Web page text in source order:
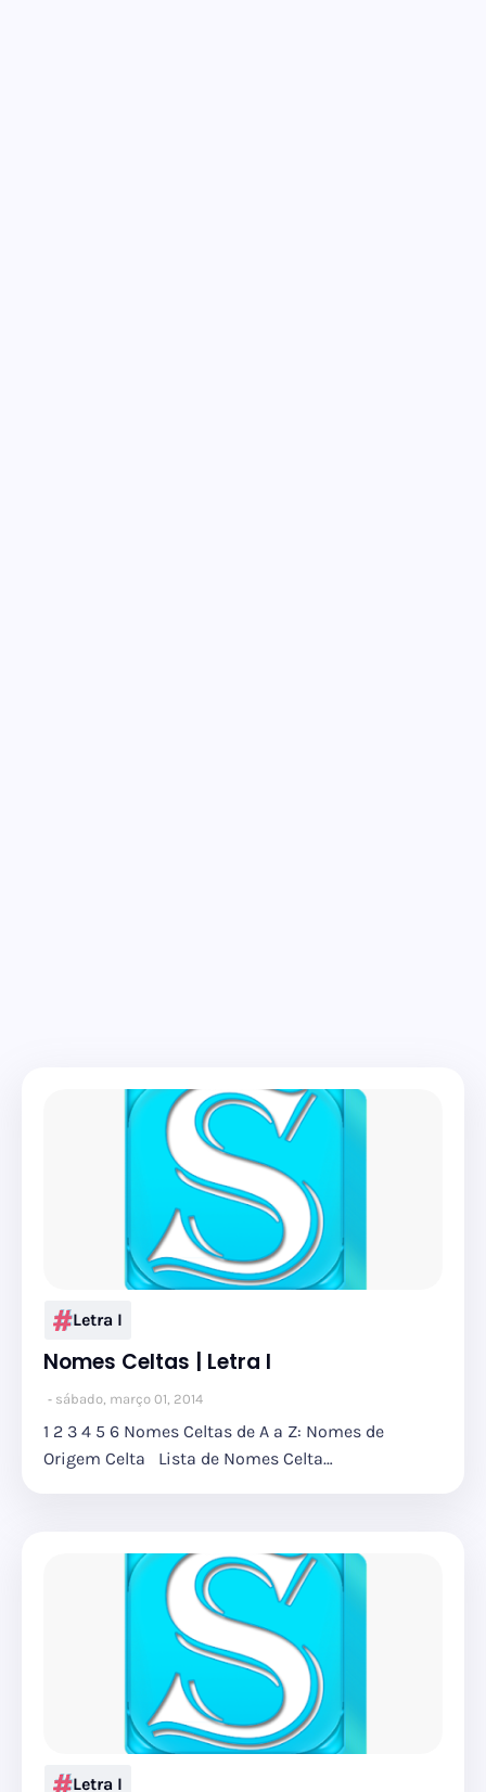
Letra I
Nomes Celtas | Letra I
sábado, março 01, 2014
1 2 3 4 5 6 Nomes Celtas de A a Z: Nomes de
Origem Celta Lista de Nomes Celta…
Letra I